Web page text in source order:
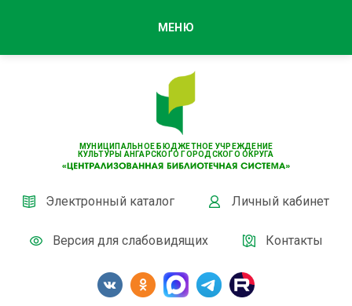
МУНИЦИПАЛЬНОЕ БЮДЖЕТНОЕ УЧРЕЖДЕНИЕ
КУЛЬТУРЫ АНГАРСКОГО ГОРОДСКОГО ОКРУГА
Электронный каталог Личный кабинет
Версия для слабовидящих Контакты
МЕНЮ